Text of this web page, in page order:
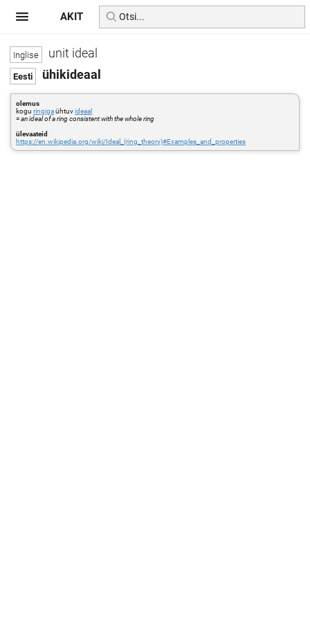
unit ideal
ühikideaal
olemus
koguringigaühtuvideaal
=an ideal of a ring consistent with the whole ring
ülevaateid
https://en.wikipedia.org/wiki/Ideal_(ring_theory)#Examples_and_properties
AKIT